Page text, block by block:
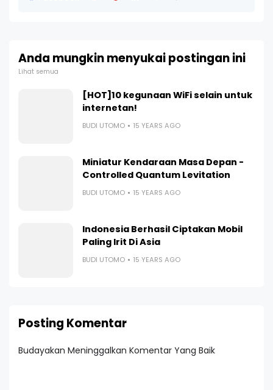
Anda mungkin menyukai postingan ini
Lihat semua
[HOT]10 kegunaan WiFi selain untuk
internetan!
BUDI UTOMO 15 YEARS AGO
Miniatur Kendaraan Masa Depan -
Controlled Quantum Levitation
BUDI UTOMO 15 YEARS AGO
Indonesia Berhasil Ciptakan Mobil
Paling Irit Di Asia
BUDI UTOMO 15 YEARS AGO
Posting Komentar
Budayakan Meninggalkan Komentar Yang Baik